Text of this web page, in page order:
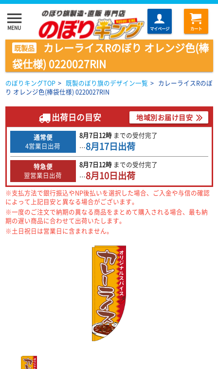
menu
MENU マイページ カート
既製品
カレーライスRのぼり オレンジ色(棒
袋仕様) 0220027RIN
のぼりキングTOP > 既製のぼり旗のデザイン一覧 > カレーライスRのぼ
り オレンジ色(棒袋仕様) 0220027RIN
出荷日の目安 地域別お届け目安
通常便
4営業日出荷
8月7日12時 までの受付完了
…8月17日出荷
特急便
翌営業日出荷
8月7日12時 までの受付完了
…8月10日出荷
※支払方法で銀行振込やNP後払いを選択した場合、ご入金や与信の確認
によって上記目安と異なる場合がございます。
※一度のご注文で納期の異なる商品をまとめて購入される場合、最も納
期の遅い商品に合わせて出荷いたします。
※土日祝日は営業日に含まれません。